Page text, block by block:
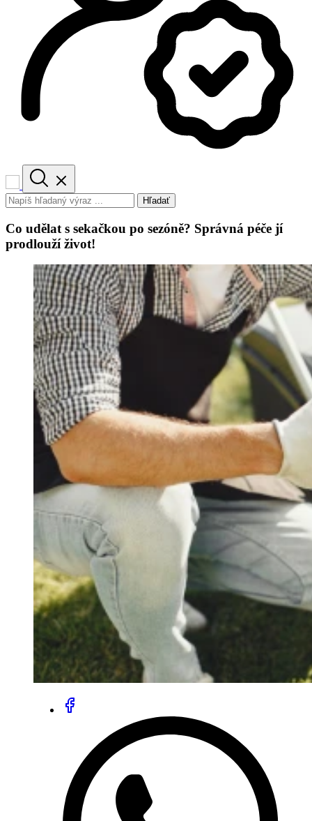
Hľadať
Co udělat s sekačkou po sezóně? Správná péče jí
prodlouží život!